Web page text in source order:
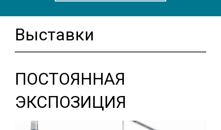
Выставки
ПОСТОЯННАЯ
ЭКСПОЗИЦИЯ